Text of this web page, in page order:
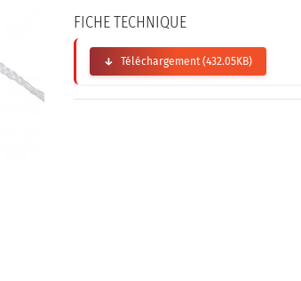
FICHE TECHNIQUE
Téléchargement (432.05KB)